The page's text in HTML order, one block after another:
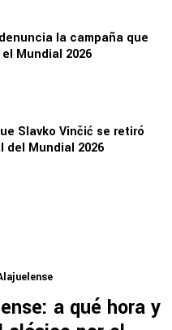
la campaña que
Mundial 2026
Slavko Vinčić se retiró
Mundial 2026
a qué hora y